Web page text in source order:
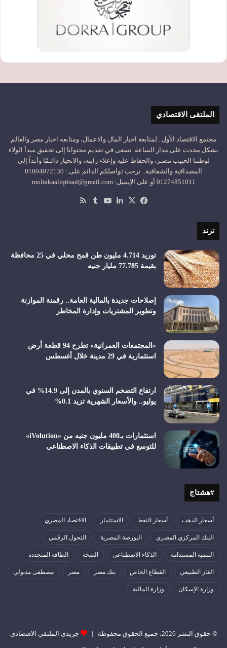
الملتقى الاقتصادي
مجتمع الاقتصاد الأول ..لمتابعة اخبار المال والاعمال، ومتابعة اخبار مصر والعالم
بشكل محدث على مدار الساعة. نسعى في تقديم محتوانا إلى تحقيق مبدأ الولاء
لوطننا الحبيب مصـر، والحفاظ عليه وإعلاء رايته، والانحياز دائـمًا وأبداً إلى
المصداقية والشفافية.. نرحب تواصلكم الدائم على : 01004072130
01274851011 أو على الإيميل: moltakaaliqtisad@gmail.com
فيسبوك
‫X لينكدإن‫YouTube
ترند
توريد 4.714 مليون طن قمح محلي في 25 محافظة
بقيمة 77.785 مليار جنيه
إصلاحات جديدة بالمالية العامة.. رقمنة الموازنة
وتطوير المشتريات وإدارة المخاطر
«المجتمعات العمرانية» تطرح 94 قطعة أرض
استثمارية في 29 مدينة خلال أغسطس
ارتفاع التضخم السنوي بالمدن إلى 14.9% في
يوليو.. والأسعار الشهرية تزيد 0.1%
استثمارات بـ400 مليون جنيه من «iVolution»
للتوسع في تطبيقات الذكاء الاصطناعي
#هشتاج
أسعار الذهب أسعار النفط الاستثمار الاقتصاد المصري
البنك المركزي المصري البورصة المصرية التحول الرقمي
التنمية المستدامة الذكاء الاصطناعي الصحة الطاقة المتجددة
الغاز الطبيعي القطاع الخاص بنك مصر مصر مصطفى مدبولي
وزارة الإسكان وزارة المالية
© حقوق النشر 2026، جميع الحقوق محفوظة | جريدى الملتقي الاقتصادي